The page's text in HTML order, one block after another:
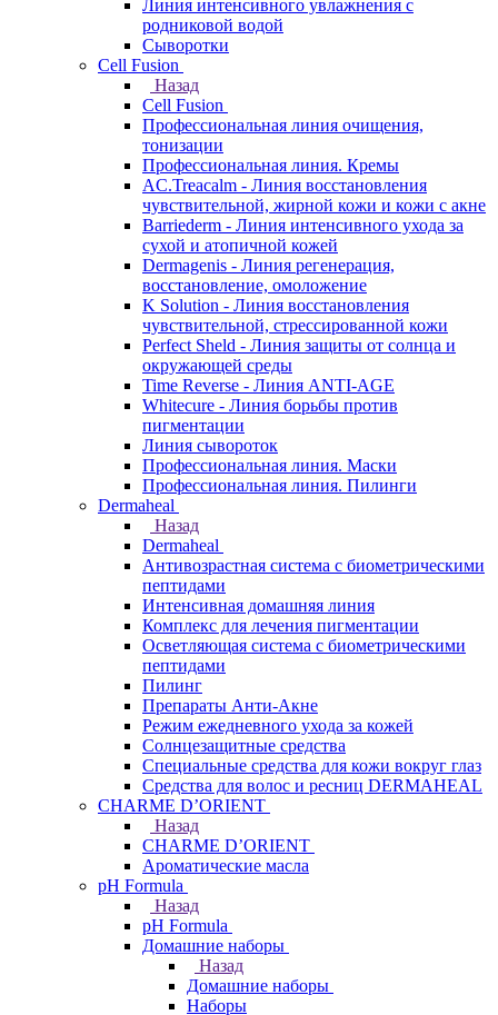
Линия интенсивного увлажнения с
родниковой водой
Сыворотки
Cell Fusion
Назад
Cell Fusion
Профессиональная линия очищения,
тонизации
Профессиональная линия. Кремы
AC.Treacalm - Линия восстановления
чувствительной, жирной кожи и кожи с акне
Barriederm - Линия интенсивного ухода за
сухой и атопичной кожей
Dermagenis - Линия регенерация,
восстановление, омоложение
K Solution - Линия восстановления
чувствительной, стрессированной кожи
Perfect Sheld - Линия защиты от солнца и
окружающей среды
Time Reverse - Линия ANTI-AGE
Whitecure - Линия борьбы против
пигментации
Линия сывороток
Профессиональная линия. Маски
Профессиональная линия. Пилинги
Dermaheal
Назад
Dermaheal
Антивозрастная система с биометрическими
пептидами
Интенсивная домашняя линия
Комплекс для лечения пигментации
Осветляющая система с биометрическими
пептидами
Пилинг
Препараты Анти-Акне
Режим ежедневного ухода за кожей
Солнцезащитные средства
Специальные средства для кожи вокруг глаз
Средства для волос и ресниц DERMAHEAL
CHARME D’ORIENT
Назад
CHARME D’ORIENT
Ароматические масла
pH Formula
Назад
pH Formula
Домашние наборы
Назад
Домашние наборы
Наборы